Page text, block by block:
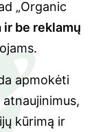
„Organic
ir be reklamų
apmokėti
kūrimą ir